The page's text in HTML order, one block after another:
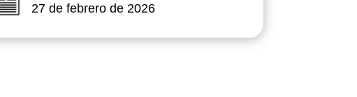
27 de febrero de 2026